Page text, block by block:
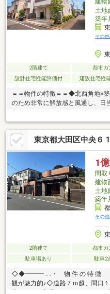
建物
土地
築年
その
2階建て 都市ガ
設計住宅性能評価付
建設住宅性
＝＝物件の特徴＝＝◆北西角地×
のため非常に解放感と風通し、日
ン実施♪ 外壁塗装/バルコニー防
ングのエコプロコートコーティン
ても快適にお住まい頂けるように
♪◆安心な保証あり♪ 売主様の方
特約付)に加入し、付保されてい
物 定評ある不動産ディベロッパ
東京都大田区中央６
1
間取
建物
土地
築年
その
2階建て 都市ガ
駐車場あり
駐車2
◇◆━━━…‥・ 物 件 の 特 徴
観が魅力的♪◇道路７ｍ超、間口